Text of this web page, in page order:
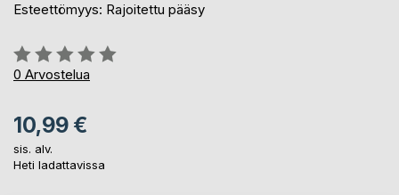
Esteettömyys: Rajoitettu pääsy
Arvostelu::
0%
0 Arvostelua
10,99 €
sis. alv.
Heti ladattavissa